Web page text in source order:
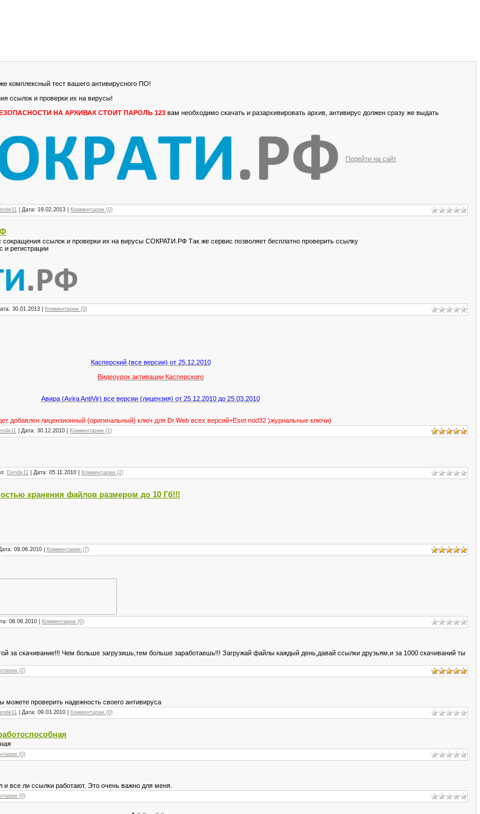
комплексный тест вашего антивирусного ПО!
ссылок и проверки их на вирусы!
НА АРХИВАХ СТОИТ ПАРОЛЬ 123 вам необходимо скачать и разархивировать архив, антивирус должен сразу же выдать
Перейти на сайт
| Дата: 19.02.2013 Комментарии (0)
ссылок и проверки их на вирусы СОКРАТИ.РФ Так же сервис позволяет бесплатно проверить ссылку
и регистрации
30.01.2013 Комментарии (0)
Касперский (все версии) от 25.12.2010
Видеоурок активации Касперского
Авира (Avira AntiVir) все версии (лицензия) от 25.12.2010 до 25.03.2010
добавлен лицензионный (оригинальный) ключ для Dr.Web всех версий+Eset nod32 )журнальные ключи)
| Дата: 30.12.2010 Комментарии (1)
Dende11 | Дата: 05.11.2010 Комментарии (2)
хранения файлов размером до 10 Гб!!!
09.06.2010 Комментарии (7)
06.06.2010 Комментарии (0)
за скачивание!!! Чем больше загрузишь,тем больше заработаешь!!! Загружай файлы каждый день,давай ссылки друзьям,и за 1000 скачиваний ты
(2)
проверить надежность своего антивируса
| Дата: 09.03.2010 Комментарии (0)
(0)
все ли ссылки работают. Это очень важно для меня.
(0)